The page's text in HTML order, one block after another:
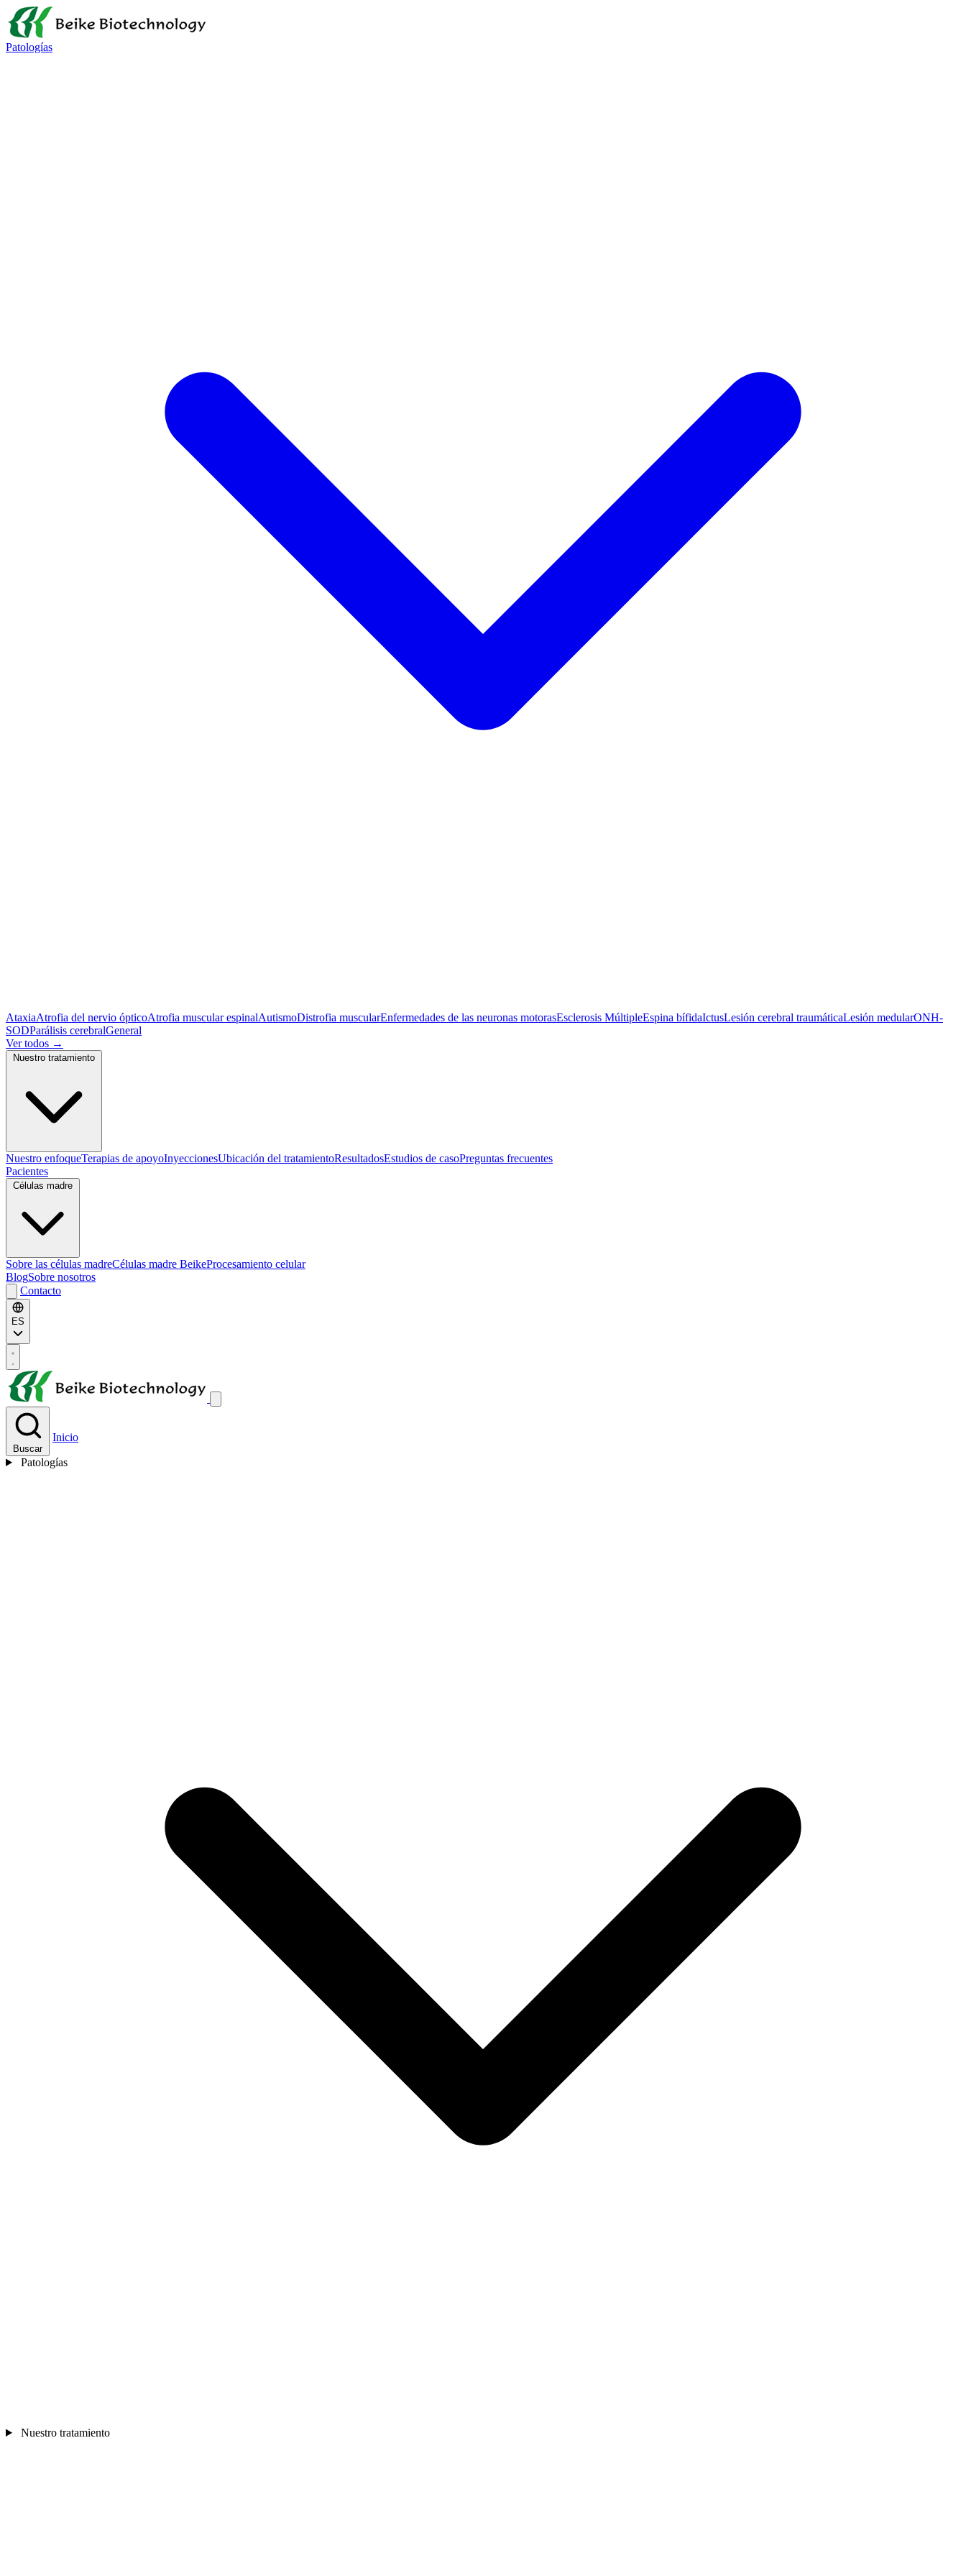
Patologías
AtaxiaAtrofia del nervio ópticoAtrofia muscular espinalAutismoDistrofia muscularEnfermedades de las neuronas motorasEsclerosis MúltipleEspina bífidaIctusLesión cerebral traumáticaLesión medularONH-
SODParálisis cerebralGeneral
Ver todos →
Nuestro enfoqueTerapias de apoyoInyeccionesUbicación del tratamientoResultadosEstudios de casoPreguntas frecuentes
Pacientes
Sobre las células madreCélulas madre BeikeProcesamiento celular
BlogSobre nosotros
Contacto
ES
Buscar
Inicio
Patologías
Nuestro tratamiento